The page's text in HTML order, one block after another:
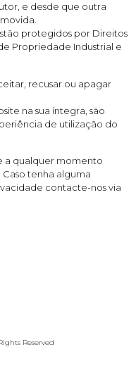
e desde que outra
protegidos por Direitos
Propriedade Industrial e
recusar ou apagar
na sua íntegra, são
de utilização do
a qualquer momento
tenha alguma
contacte-nos via
Reserved